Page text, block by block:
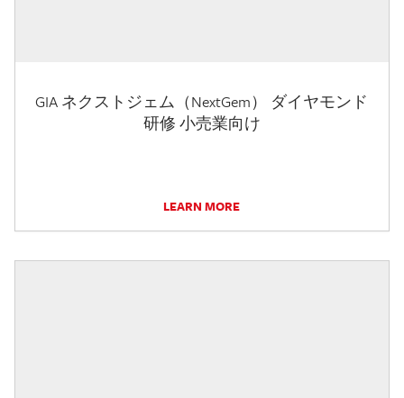
GIA ネクストジェム（NextGem） ダイヤモンド
研修 小売業向け
LEARN MORE